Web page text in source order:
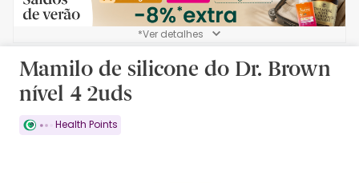
*Ver detalhes
Mamilo de silicone do Dr. Brown
nível 4 2uds
Health Points